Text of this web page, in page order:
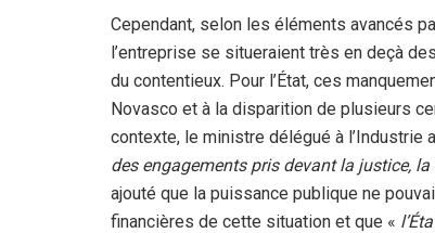
Cependant, selon les éléments avancés
l’entreprise se situeraient très en deçà
du contentieux. Pour l’État, ces
Novasco et à la disparition de plusieurs
contexte, le ministre délégué à l’Industrie
des engagements pris devant la justice,
ajouté que la puissance publique ne
financières de cette situation et que «